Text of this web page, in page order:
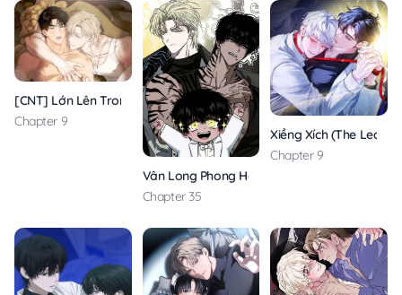
[CNT] Lớn Lên Trong Mạnh Khỏe
Chapter 9
Vân Long Phong Hổ
Chapter 35
Xiềng Xích (The
Chapter 9